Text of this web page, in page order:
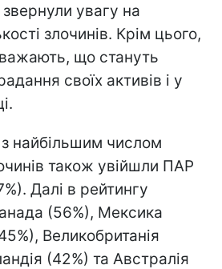
увагу на
злочинів. Крім цього,
що стануть
своїх активів і у
з найбільшим числом
також увійшли ПАР
Далі в рейтингу
(56%), Мексика
Великобританія
(42%) та Австралія